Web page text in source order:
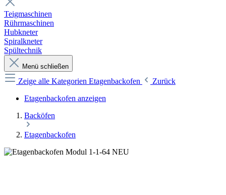
Teigmaschinen
Rührmaschinen
Hubkneter
Spiralkneter
Spültechnik
Menü schließen
Zeige alle Kategorien Etagenbackofen
Zurück
Etagenbackofen anzeigen
Backöfen
Etagenbackofen